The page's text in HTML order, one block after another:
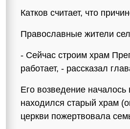
Катков считает, что
Православные жители
- Сейчас строим храм
работает, - рассказал
Его возведение
находился старый храм
церкви пожертвовала